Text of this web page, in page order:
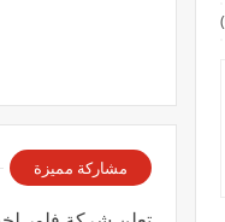
مشاركة مميزة